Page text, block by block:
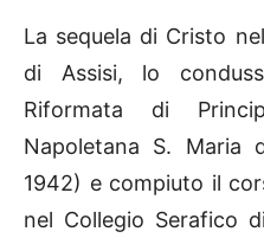
La sequela di Cristo
di Assisi, lo
Riformata di
Napoletana S. Maria
1942) e compiuto il
nel Collegio Serafico